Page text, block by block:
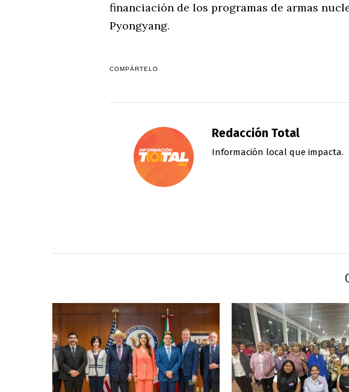
financiación de los programas de armas
Pyongyang.
COMPÁRTELO
Redacción Total
Información local que impacta.